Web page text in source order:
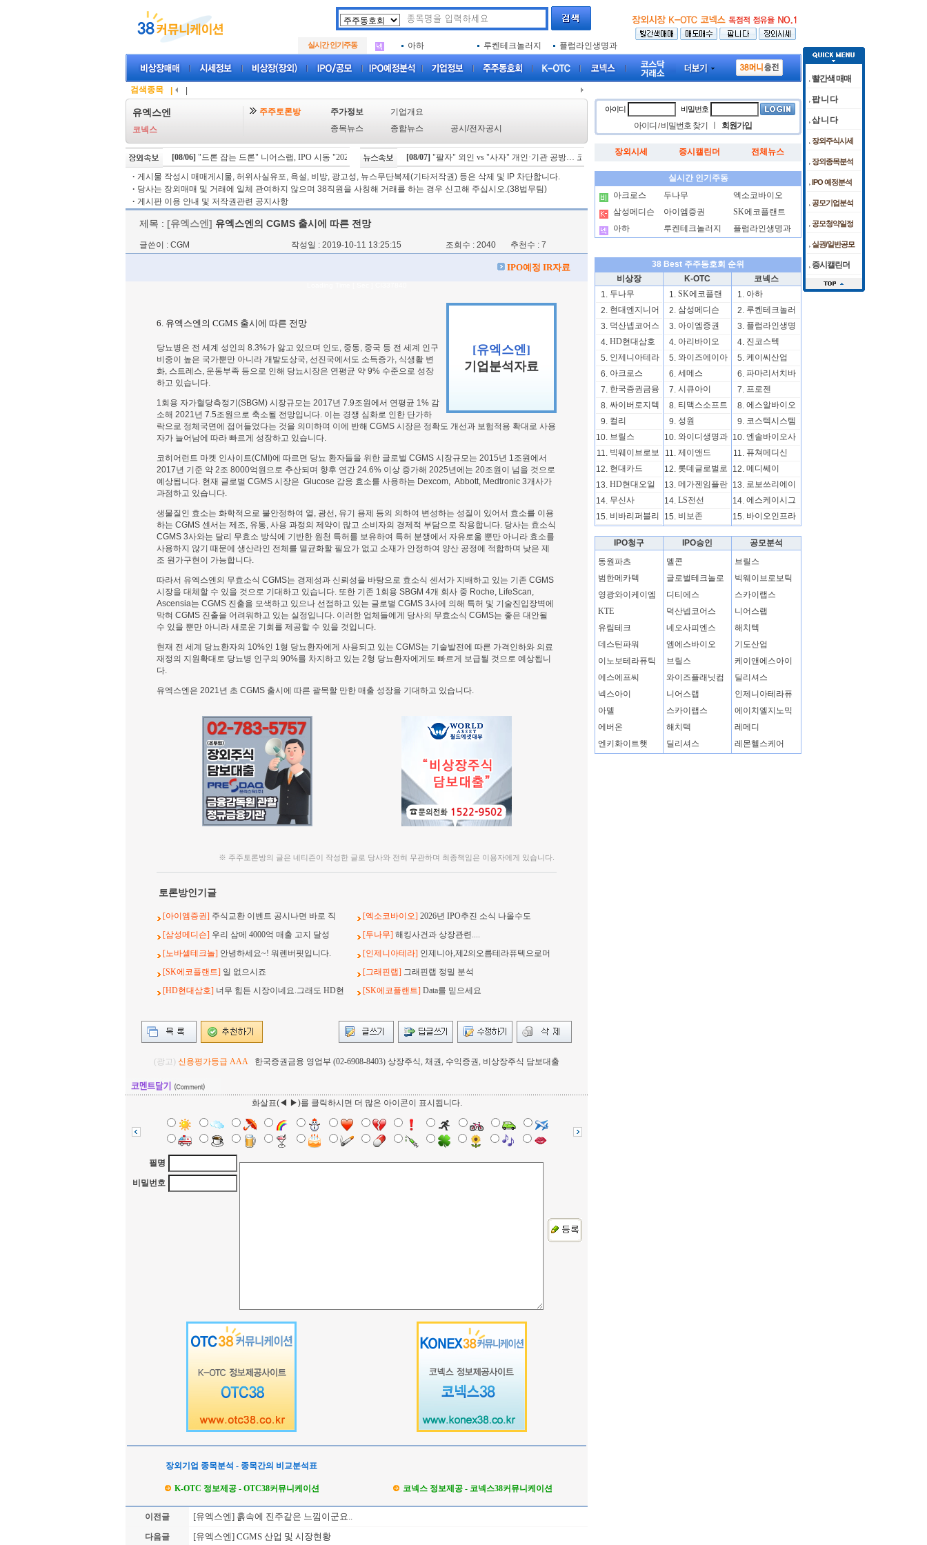
실시간 인기주동
아크로스 두나무
엑소코바이오
.
삼성메디슨 아이엠증권
SK에코플랜트
아하 루켄테크놀러지
플럼라인생명과
.
삼성메디슨 아이엠증권
SK에코플랜트
플럼라인생명과
검색종목
유엑스엔
코넥스
주주토론방 주가정보
기업개요
종목뉴스
종합뉴스 공시 /전자공시
[08/06]"드론 잡는 드론" 니어스랩, IPO 시동 "2029년 방공망 체계 편입" [08/06]스카이랩스, "카트 비피 프로" 미국 FDA 허가 임상 준비 박차 [08/05] 케이앤에스아이앤씨 공모청약 마감날 청약경쟁률
[08/07]"팔자" 외인 vs "사자" 개인·기관 공방… 코스피, 0.6% 하락 마감 코스피, 외인·기관 저가 매수에 6400선 터치… 삼전닉스도 상승
· 게시물 작성시 매매게시물, 허위사실유포, 욕설, 비방, 광고성, 뉴스무단복제(기타저작권) 등은 삭제 및 IP 차단합니다.
· 당사는 장외매매 및 거래에 일체 관여하지 않으며 38직원을 사칭해 거래를 하는 경우 신고해 주십시오.(38법무팀)
· 게시판 이용 안내 및 저작권관련 공지사항
제목 : [유엑스엔] 유엑스엔의 CGMS 출시에 따른 전망
글쓴이 : CGM 작성일 : 2019-10-11 13:25:15 조회수 : 2040 추천수 : 7
IPO예정 IR자료
[유엑스엔]
기업분석자료
6. 유엑스엔의 CGMS 출시에 따른 전망
당뇨병은 전 세계 성인의 8.3%가 앓고 있으며 인도, 중동, 중국 등 전 세계 인구
비중이 높은 국가뿐만 아니라 개발도상국, 선진국에서도 소득증가, 식생활 변
화, 스트레스, 운동부족 등으로 인해 당뇨시장은 연평균 약 9% 수준으로 성장
하고 있습니다.
1회용 자가혈당측정기(SBGM) 시장규모는 2017년 7.9조원에서 연평균 1% 감
소해 2021년 7.5조원으로 축소될 전망입니다. 이는 경쟁 심화로 인한 단가하
락으로 정체국면에 접어들었다는 것을 의미하며 이에 반해 CGMS 시장은 정확도 개선과 보험적용 확대로 사용
자가 늘어남에 따라 빠르게 성장하고 있습니다.
코히어런트 마켓 인사이트(CMI)에 따르면 당뇨 환자들을 위한 글로벌 CGMS 시장규모는 2015년 1조원에서
2017년 기준 약 2조 8000억원으로 추산되며 향후 연간 24.6% 이상 증가해 2025년에는 20조원이 넘을 것으로
예상됩니다. 현재 글로벌 CGMS 시장은 Glucose 감응 효소를 사용하는 Dexcom, Abbott, Medtronic 3개사가
과점하고 있습니다.
생물질인 효소는 화학적으로 불안정하여 열, 광선, 유기 용제 등의 의하여 변성하는 성질이 있어서 효소를 이용
하는 CGMS 센서는 제조, 유통, 사용 과정의 제약이 많고 소비자의 경제적 부담으로 작용합니다. 당사는 효소식
CGMS 3사와는 달리 무효소 방식에 기반한 원천 특허를 보유하여 특허 분쟁에서 자유로울 뿐만 아니라 효소를
사용하지 않기 때문에 생산라인 전체를 멸균화할 필요가 없고 소재가 안정하여 양산 공정에 적합하며 낮은 제
조 원가구현이 가능합니다.
따라서 유엑스엔의 무효소식 CGMS는 경제성과 신뢰성을 바탕으로 효소식 센서가 지배하고 있는 기존 CGMS
시장을 대체할 수 있을 것으로 기대하고 있습니다. 또한 기존 1회용 SBGM 4개 회사 중 Roche, LifeScan,
Ascensia는 CGMS 진출을 모색하고 있으나 선점하고 있는 글로벌 CGMS 3사에 의해 특허 및 기술진입장벽에
막혀 CGMS 진출을 어려워하고 있는 실정입니다. 이러한 업체들에게 당사의 무효소식 CGMS는 좋은 대안될
수 있을 뿐만 아니라 새로운 기회를 제공할 수 있을 것입니다.
현재 전 세계 당뇨환자의 10%인 1형 당뇨환자에게 사용되고 있는 CGMS는 기술발전에 따른 가격인하와 의료
재정의 지원확대로 당뇨병 인구의 90%를 차지하고 있는 2형 당뇨환자에게도 빠르게 보급될 것으로 예상됩니
다.
유엑스엔은 2021년 초 CGMS 출시에 따른 괄목할 만한 매출 성장을 기대하고 있습니다.
※ 주주토론방의 글은 네티즌이 작성한 글로 당사와 전혀 무관하며 최종책임은 이용자에게 있습니다.
토론방인기글
[아이엠증권] 주식교환 이벤트 공시나면 바로 직 [엑소코바이오] 2026년 IPO추진 소식 나올수도
[삼성메디슨] 우리 삼메 4000억 매출 고지 달성 [두나무] 해킹사건과 상장관련....
[노바셀테크놀] 안녕하세요~! 워렌버핏입니다. [인제니아테라] 인제니아,제2의오름테라퓨텍으로머
[SK에코플랜트] 일 없으시죠 [그래핀랩] 그래핀랩 정밀 분석
[HD현대삼호] 너무 힘든 시장이네요.그래도 HD현 [SK에코플랜트] Data를 믿으세요
(광고) 신용평가등급 AAA 한국증권금융 영업부 (02-6908-8403) 상장주식, 채권, 수익증권, 비상장주식 담보대출
화살표(◀ ▶)를 클릭하시면 더 많은 아이콘이 표시됩니다.
필명
비밀번호
장외기업 종목분석 - 종목간의 비교분석표
K-OTC 정보제공 - OTC38커뮤니케이션 코넥스 정보제공 - 코넥스38커뮤니케이션
이전글 [유엑스엔] 흙속에 진주같은 느낌이군요..
다음글 [유엑스엔] CGMS 산업 및 시장현황
아이디 비밀번호
아이디 /비밀번호 찾기 회원가입
장외시세 증시캘린더 전체뉴스
실시간 인기주동
아크로스 두나무
엑소코바이오
삼성메디슨 아이엠증권
SK에코플랜트
아하 루켄테크놀러지 플럼라인생명과
38 Best 주주동호회 순위
비상장
K-OTC
코넥스
1. 두나무
2. 현대엔지니어
3. 덕산넵코어스
4. HD현대삼호
5. 인제니아테라
6. 아크로스
7. 한국증권금융
8. 싸이버로지텍
9. 컬리
10. 브릴스
11. 빅웨이브로보
12. 현대카드
13. HD현대오일
14. 무신사
15. 비바리퍼블리
1. SK에코플랜
2. 삼성메디슨
3. 아이엠증권
4. 아리바이오
5. 와이즈에이아
6. 세메스
7. 시큐아이
8. 티맥스소프트
9. 성원
10. 와이디생명과
11. 제이앤드
12. 롯데글로벌로
13. 메가젠임플란
14. LS전선
15. 비보존
1. 아하
2. 루켄테크놀러
3. 플럼라인생명
4. 진코스텍
5. 케이씨산업
6. 파마리서치바
7. 프로젠
8. 에스알바이오
9. 코스텍시스템
10. 엔솔바이오사
11. 퓨쳐메디신
12. 메디쎄이
13. 로보쓰리에이
14. 에스케이시그
15. 바이오인프라
IPO청구 IPO승인
공모분석
동원파츠
범한메카텍
영광와이케이엠
KTE
유림테크
데스틴파워
이노보테라퓨틱
에스에프씨
넥스아이
아델
에버온
엔키화이트햇
멜콘
글로벌테크놀로
디티에스
덕산넵코어스
네오사피엔스
엠에스바이오
브릴스
와이즈플래닛컴
니어스랩
스카이랩스
해치텍
딜리셔스
브릴스
빅웨이브로보틱
스카이랩스
니어스랩
해치텍
기도산업
케이앤에스아이
딜리셔스
인제니아테라퓨
에이치엘지노믹
레메디
레몬헬스케어
빨간색 매매
팝 니 다
삽 니 다
장외주식시세
장외종목분석
IPO 예정분석
공모기업분석
공모청약일정
실권/일반공모
증시캘린더